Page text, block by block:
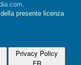
.
presente licenza
Privacy Policy